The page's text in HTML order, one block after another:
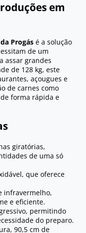
em
Progás é a solução
de um
assar grandes
de 128 kg, este
açougues e
de carnes como
forma rápida e
giratórias,
de uma só
que oferece
infravermelho,
e eficiente.
permitindo
do preparo.
90,5 cm de